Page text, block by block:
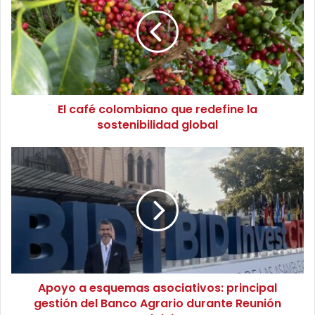
Magdalena.
c
a
f
é
c
o
l
a
n
o
El café colombiano que redefine la
sostenibilidad global
p
o
y
q
Apoyo a esquemas asociativos: principal
gestión del Banco Agrario durante Reunión